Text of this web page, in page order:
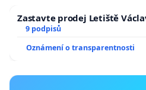
Zastavte prodej Letiště
9 podpisů
Oznámení o transparentnosti